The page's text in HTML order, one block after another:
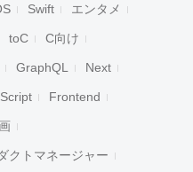
Swift エンタメ
toC C向け
GraphQL Next
Frontend
クトマネージャー